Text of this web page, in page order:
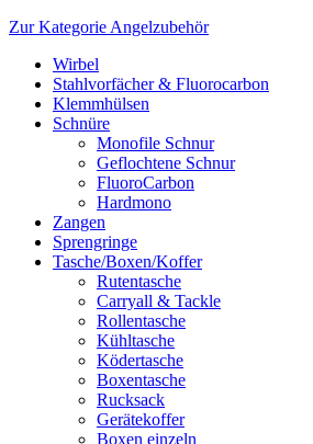
Zur Kategorie Angelzubehör
Wirbel
Stahlvorfächer & Fluorocarbon
Klemmhülsen
Schnüre
Monofile Schnur
Geflochtene Schnur
FluoroCarbon
Hardmono
Zangen
Sprengringe
Tasche/Boxen/Koffer
Rutentasche
Carryall & Tackle
Rollentasche
Kühltasche
Ködertasche
Boxentasche
Rucksack
Gerätekoffer
Boxen einzeln